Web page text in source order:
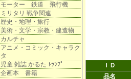
モーター 鉄道 飛行機
ミリタリ 戦争関連
歴史・地理・旅行
美術・文学・宗教・建造物
カルチャ
アニメ・コミック・キャラク
タ
児童 雑誌 かるた ﾄﾗﾝﾌﾟ
企画本 書籍
ＩＤ
品名